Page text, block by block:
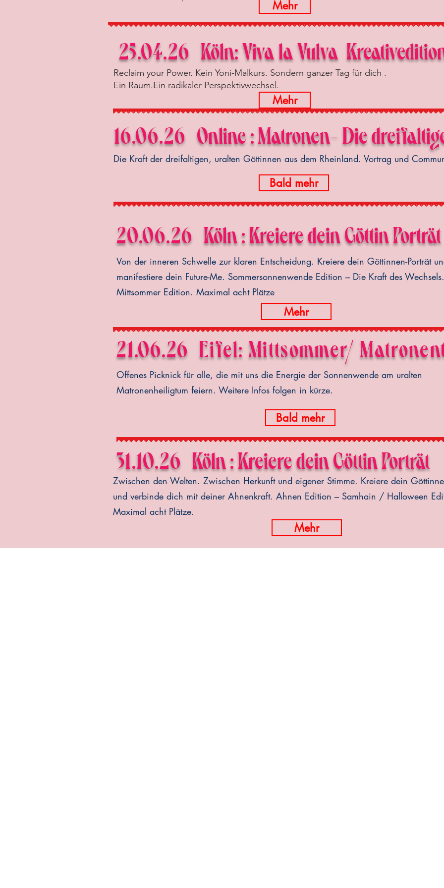
Mehr
25.04.26 Köln:Viva la Vulva
Reclaim your Power. Kein Yoni-Malkurs. Sondern ganzer Tag für dich .
Ein Raum.Ein radikaler Perspektivwechsel.
Mehr
16.06.26Online : Matronen- Die
Die Kraftder dreifaltigen, uralten Göttinnen aus dem Rheinland. Vortrag und
Bald mehr
20.06.26 Köln :Kreiere dein Göttin Porträt
Von der inneren Schwelle zur klaren Entscheidung. Kreiere dein Göttinnen-Porträt
manifestiere dein Future-Me. Sommersonnenwende Edition – Die Kraft des Wechsels.
Mittsommer Edition. Maximal acht Plätze
Mehr
21.06.26 Eifel: Mittsommer/
Offenes Picknick für alle, die mit uns die Energie der Sonnenwende am uralten
Matronenheiligtum feiern. Weitere Infos folgen in kürze.
Bald mehr
31.10.26 Köln :Kreiere dein Göttin Porträt
Zwischen den Welten. Zwischen Herkunft und eigener Stimme. Kreiere dein
und verbinde dich mit deiner Ahnenkraft. Ahnen Edition – Samhain / Halloween
Maximal acht Plätze.
Mehr